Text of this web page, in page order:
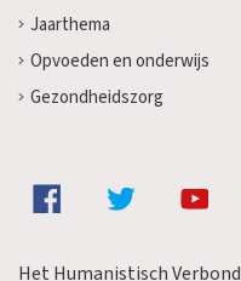
Jaarthema
Opvoeden en onderwijs
Gezondheidszorg
Het Humanistisch